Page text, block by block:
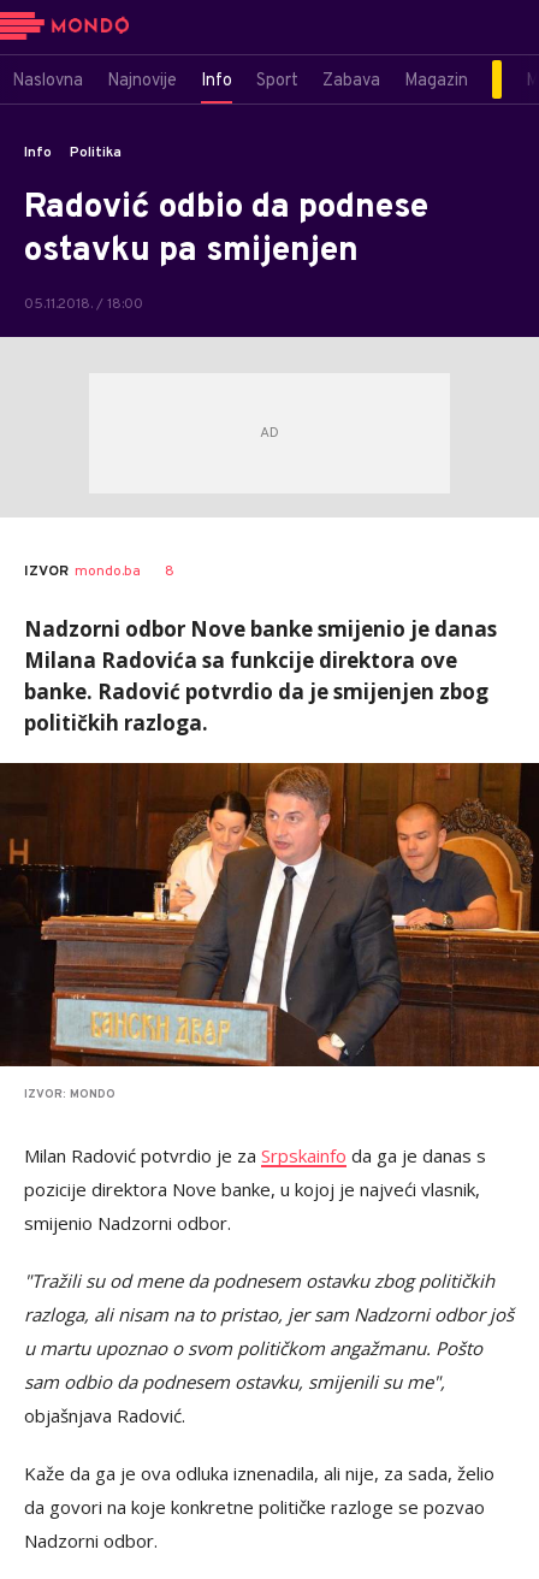
Naslovna Najnovije Info Sport Zabava Magazin
Info Politika
Radović odbio da podnese
ostavku pa smijenjen
05.11.2018. / 18:00
AUTOR 1
IZVOR mondo.ba 8
Nadzorni odbor Nove banke smijenio je danas
Milana Radovića sa funkcije direktora ove
banke. Radović potvrdio da je smijenjen zbog
političkih razloga.
IZVOR: MONDO
Milan Radović potvrdio je za Srpskainfo da ga je danas s
pozicije direktora Nove banke, u kojoj je najveći vlasnik,
smijenio Nadzorni odbor.
"Tražili su od mene da podnesem ostavku zbog političkih
razloga, ali nisam na to pristao, jer sam Nadzorni odbor još
u martu upoznao o svom političkom angažmanu. Pošto
sam odbio da podnesem ostavku, smijenili su me",
objašnjava Radović.
Kaže da ga je ova odluka iznenadila, ali nije, za sada, želio
da govori na koje konkretne političke razloge se pozvao
Nadzorni odbor.